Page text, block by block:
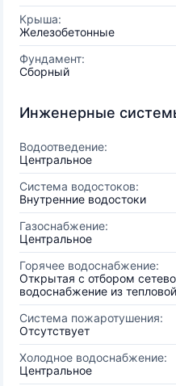
Крыша:
Железобетонные
Фундамент:
Сборный
Инженерные
Водоотведение:
Центральное
Система водостоков:
Внутренние водостоки
Газоснабжение:
Центральное
Горячее водоснабжение:
Открытая с отбором
водоснабжение из
Система пожаротушения:
Отсутствует
Холодное водоснабжение:
Центральное